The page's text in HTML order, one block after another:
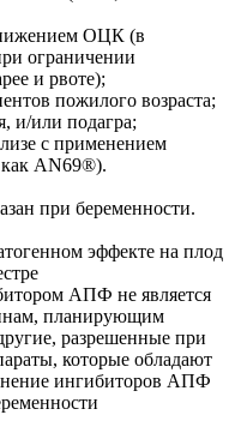
ОЦК (в
ограничении
и рвоте);
пожилого возраста;
и/или подагра;
с применением
AN69®).
при беременности.
эффекте на плод
АПФ не является
планирующим
разрешенные при
которые обладают
ингибиторов АПФ